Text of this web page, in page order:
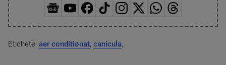
Etichete: aer conditionat, canicula,